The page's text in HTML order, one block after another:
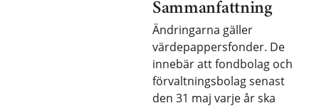
Sammanfattning
Ändringarna gäller
värdepappersfonder. De
innebär att fondbolag och
förvaltningsbolag senast
den 31 maj varje år ska